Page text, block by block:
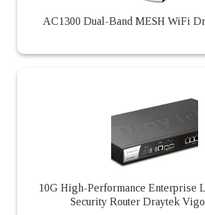
AC1300 Dual-Band MESH WiFi
10G High-Performance Enterprise
Security Router Draytek